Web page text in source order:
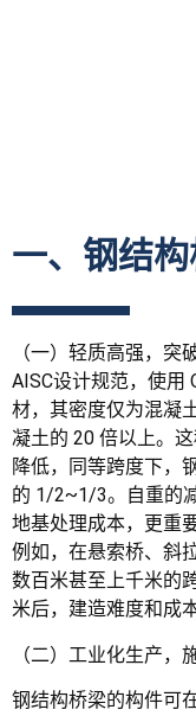
一、钢结
（一）轻质高强，突
AISC设计规范，使用
材，其密度仅为混凝
凝土的 20 倍以上。
降低，同等跨度下，
的 1/2~1/3。自重的
地基处理成本，更重
例如，在悬索桥、斜
数百米甚至上千米的
米后，建造难度和成
（二）工业化生产，
钢结构桥梁的构件可